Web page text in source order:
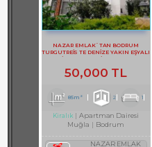
NAZAR EMLAK`TAN BODRUM
TURGUTREİS TE DENİZE YAKIN EŞYALI
50,000 TL
85m² 2 1
Kiralık
Apartman Dairesi
Muğla
Bodrum
NAZAR EMLAK